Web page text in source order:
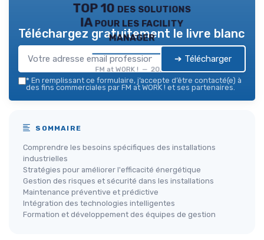
TOP 10 des solutions
IA pour les facility
manager
FM at WORK ! — 2026
Téléchargez gratuitement le livre blanc
➔ Télécharger
* En remplissant ce formulaire, j’accepte d’être contacté(e) à
des fins commerciales par FM at WORK ! et ses partenaires.
SOMMAIRE
Comprendre les besoins spécifiques des installations
industrielles
Stratégies pour améliorer l'efficacité énergétique
Gestion des risques et sécurité dans les installations
Maintenance préventive et prédictive
Intégration des technologies intelligentes
Formation et développement des équipes de gestion